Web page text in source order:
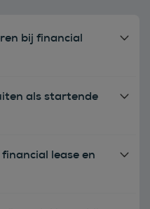
bij financial
als startende
lease en